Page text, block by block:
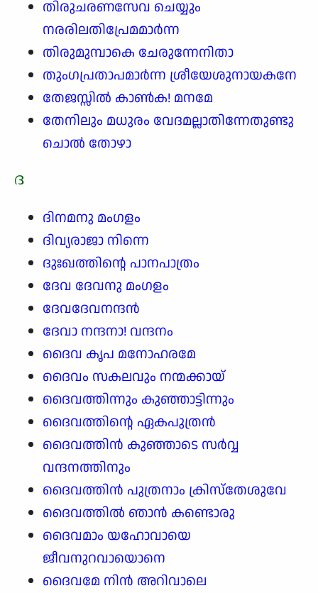
തിരുചരണസേവ ചെയ്യും
നരരിലതിപ്രേമമാർന്ന
തിരുമുമ്പാകെ ചേരുന്നേനിതാ
തുംഗപ്രതാപമാർന്ന ശ്രീയേശുനായകനേ
തേജസ്സിൽ കാൺക! മനമേ
തേനിലും മധുരം വേദമല്ലാതിന്നേതുണ്ടു
ചൊൽ തോഴാ
ദ
ദിനമനു മംഗളം
ദിവ്യരാജാ നിന്നെ
ദുഃഖത്തിന്റെ പാനപാത്രം
ദേവ ദേവനു മംഗളം
ദേവദേവനന്ദൻ
ദേവാ നന്ദനാ! വന്ദനം
ദൈവ കൃപ മനോഹരമേ
ദൈവം സകലവും നന്മക്കായ്
ദൈവത്തിന്നും കുഞ്ഞാട്ടിന്നും
ദൈവത്തിന്റെ ഏകപുത്രൻ
ദൈവത്തിൻ കുഞ്ഞാടെ സർവ്വ
വന്ദനത്തിനും
ദൈവത്തിൻ പുത്രനാം ക്രിസ്തേശുവേ
ദൈവത്തിൽ ഞാൻ കണ്ടൊരു
ദൈവമാം യഹോവായെ
ജീവനുറവായൊനെ
ദൈവമേ നിൻ അറിവാലെ